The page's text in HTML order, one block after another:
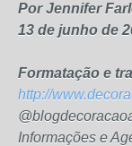
Por Jennifer
13 de junho de
Formatação e
http://
Informações e